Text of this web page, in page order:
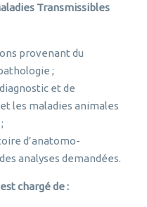
Transmissibles
provenant du
;
et de
les maladies animales
d’anatomo-
analyses demandées.
chargé de :